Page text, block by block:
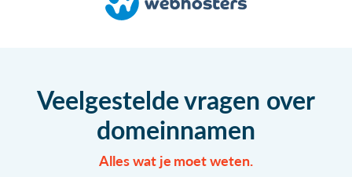
Veelgestelde vragen over
domeinnamen
Alles wat je moet weten.